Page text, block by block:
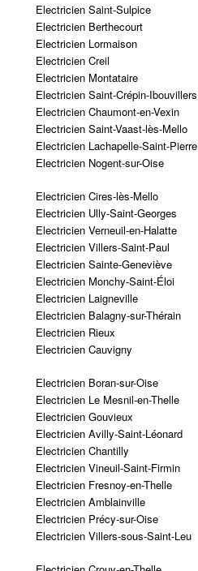
Electricien Saint-Sulpice
Electricien Berthecourt
Electricien Lormaison
Electricien Creil
Electricien Montataire
Electricien Saint-Crépin-Ibouvillers
Electricien Chaumont-en-Vexin
Electricien Saint-Vaast-lès-Mello
Electricien Lachapelle-Saint-Pierre
Electricien Nogent-sur-Oise
Electricien Cires-lès-Mello
Electricien Ully-Saint-Georges
Electricien Verneuil-en-Halatte
Electricien Villers-Saint-Paul
Electricien Sainte-Geneviève
Electricien Monchy-Saint-Éloi
Electricien Laigneville
Electricien Balagny-sur-Thérain
Electricien Rieux
Electricien Cauvigny
Electricien Boran-sur-Oise
Electricien Le Mesnil-en-Thelle
Electricien Gouvieux
Electricien Avilly-Saint-Léonard
Electricien Chantilly
Electricien Vineuil-Saint-Firmin
Electricien Fresnoy-en-Thelle
Electricien Amblainville
Electricien Précy-sur-Oise
Electricien Villers-sous-Saint-Leu